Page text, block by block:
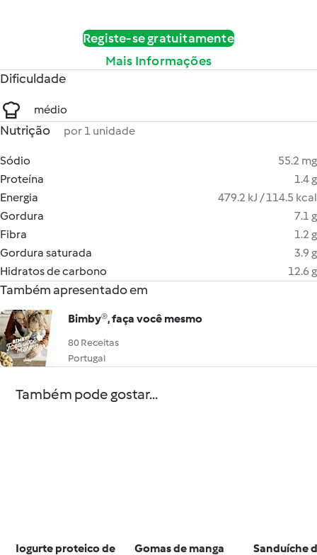
Registe-se gratuitamente
Mais Informações
Dificuldade
médio
Nutrição por 1 unidade
Sódio
55.2 mg
Proteína
1.4 g
Energia
479.2 kJ / 114.5 kcal
Gordura
7.1 g
Fibra
1.2 g
Gordura saturada
3.9 g
Hidratos de carbono
12.6 g
Também apresentado em
Bimby®, faça você mesmo
80 Receitas
Portugal
Também pode gostar...
Iogurte proteico de Gomas de manga Sanduíche